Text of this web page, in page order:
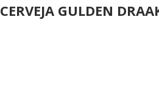
CERVEJA GULDEN